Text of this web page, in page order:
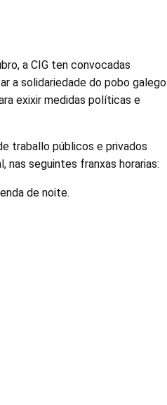
a CIG ten convocadas
a solidariedade do pobo galego
exixir medidas políticas e
traballo públicos e privados
nas seguintes franxas horarias:
de noite.